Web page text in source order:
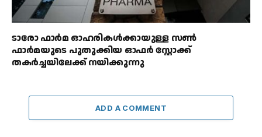
ടാരോ ഫാർമ ഓഹരികൾക്കായുള്ള സൺ
ഫാർമയുടെ പുതുക്കിയ ഓഫർ സ്റ്റോക്ക്
തകർച്ചയിലേക്ക് നയിക്കുന്നു
ADD A COMMENT